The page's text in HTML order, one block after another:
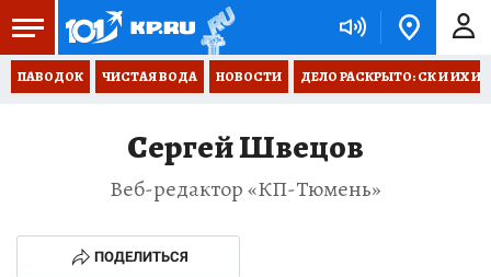
ПАВОДОК ЧИСТАЯ ВОДА НОВОСТИ ДЕЛО РАСКРЫТО: СК И ИХ
Сергей Швецов
Веб-редактор «КП-Тюмень»
ПОДЕЛИТЬСЯ